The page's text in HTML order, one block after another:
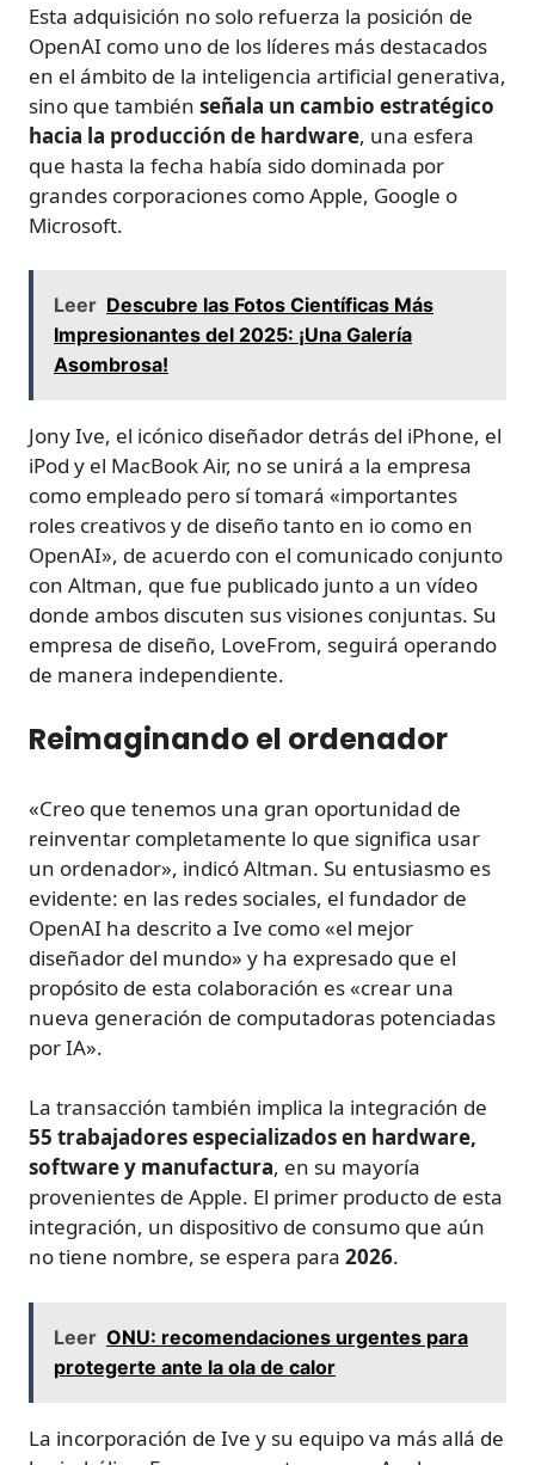
Esta adquisición no solo refuerza la posición de
OpenAI como uno de los líderes más destacados
en el ámbito de la inteligencia artificial generativa,
sino que también señala un cambio estratégico
hacia la producción de hardware, una esfera
que hasta la fecha había sido dominada por
grandes corporaciones como Apple, Google o
Microsoft.
Leer Descubre las Fotos Científicas Más
Impresionantes del 2025: ¡Una Galería
Asombrosa!
Jony Ive, el icónico diseñador detrás del iPhone, el
iPod y el MacBook Air, no se unirá a la empresa
como empleado pero sí tomará «importantes
roles creativos y de diseño tanto en io como en
OpenAI», de acuerdo con el comunicado conjunto
con Altman, que fue publicado junto a un vídeo
donde ambos discuten sus visiones conjuntas. Su
empresa de diseño, LoveFrom, seguirá operando
de manera independiente.
Reimaginando el ordenador
«Creo que tenemos una gran oportunidad de
reinventar completamente lo que significa usar
un ordenador», indicó Altman. Su entusiasmo es
evidente: en las redes sociales, el fundador de
OpenAI ha descrito a Ive como «el mejor
diseñador del mundo» y ha expresado que el
propósito de esta colaboración es «crear una
nueva generación de computadoras potenciadas
por IA».
La transacción también implica la integración de
55 trabajadores especializados en hardware,
software y manufactura, en su mayoría
provenientes de Apple. El primer producto de esta
integración, un dispositivo de consumo que aún
no tiene nombre, se espera para 2026.
Leer ONU: recomendaciones urgentes para
protegerte ante la ola de calor
La incorporación de Ive y su equipo va más allá de